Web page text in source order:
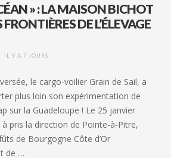
» : LA MAISON BICHOT
FRONTIÈRES DE L’ÉLEVAGE
IL Y A 7 JOURS
le cargo-voilier Grain de Sail, a
plus loin son expérimentation de
sur la Guadeloupe ! Le 25 janvier
pris la direction de Pointe-à-Pitre,
de Bourgogne Côte d’Or
de …